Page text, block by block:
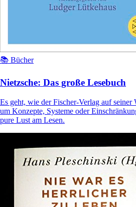
📚 Bücher
Nietzsche: Das große Lesebuch
Es geht, wie der Fischer-Verlag auf
um Konzepte, Systeme oder
pure Lust am Lesen.